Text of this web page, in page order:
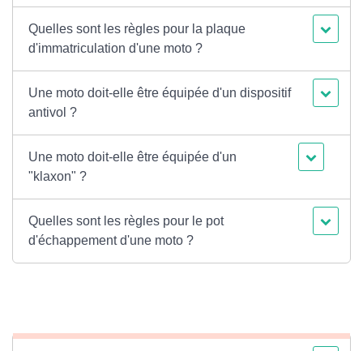
Quelles sont les règles pour la plaque
d'immatriculation d'une moto ?
Une moto doit-elle être équipée d'un dispositif
antivol ?
Une moto doit-elle être équipée d'un
"klaxon" ?
Quelles sont les règles pour le pot
d'échappement d'une moto ?